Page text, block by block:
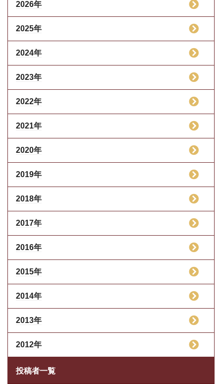
2026年
2025年
2024年
2023年
2022年
2021年
2020年
2019年
2018年
2017年
2016年
2015年
2014年
2013年
2012年
投稿者一覧